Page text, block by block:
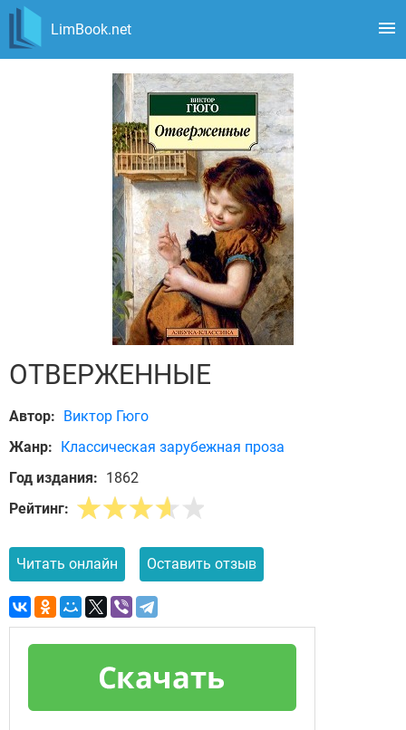
LimBook.net
ОТВЕРЖЕННЫЕ
Автор: Виктор Гюго
Жанр: Классическая зарубежная проза
Год издания: 1862
Рейтинг:
Читать онлайн Оставить отзыв